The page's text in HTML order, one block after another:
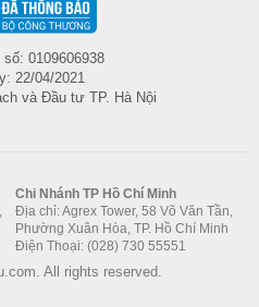
0109606938
22/04/2021
và Đầu tư TP. Hà Nội
Chi Nhánh TP Hồ Chí Minh
Địa chỉ: Agrex Tower, 58 Võ Văn Tần,
Phường Xuân Hòa, TP. Hồ Chí Minh
Điện Thoại: (028) 730 55551
All rights reserved.